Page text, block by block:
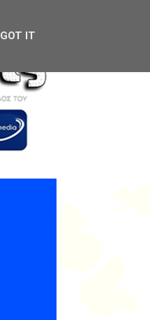
GOT IT